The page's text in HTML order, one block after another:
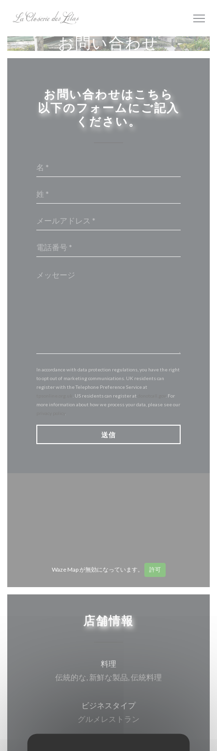
お問い合わせ
お問い合わせはこちら
以下のフォームにご記入
ください。
In accordance with data protection regulations, you have the right
to opt out of marketing communications. UK residents can
register with the Telephone Preference Service at
. US residents can register at
. For
more information about how we process your data, please see our
Waze Map が無効になっています。 許可
店舗情報
料理
伝統的な, 新鮮な製品, 伝統料理
ビジネスタイプ
グルメレストラン